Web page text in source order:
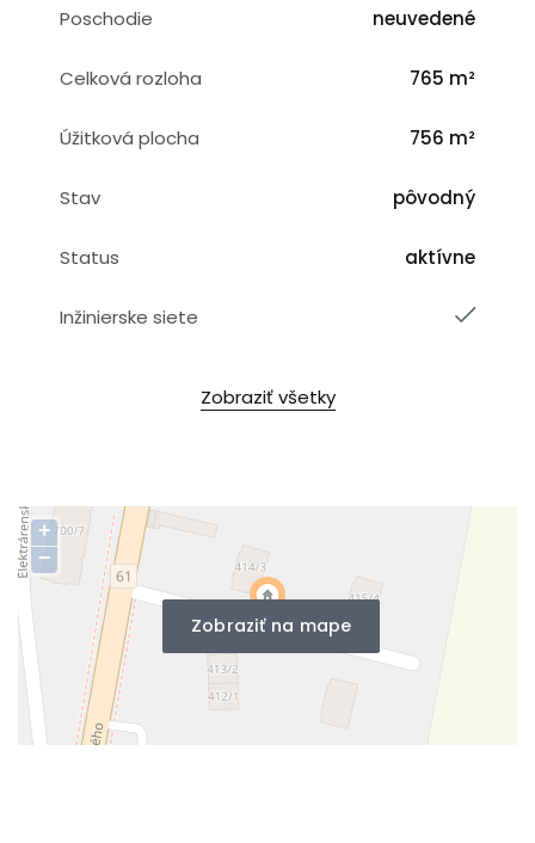
Poschodie neuvedené
Celková rozloha 765 m²
Úžitková plocha 756 m²
Stav pôvodný
Status aktívne
Inžinierske siete
Zobraziť všetky
Zobraziť na mape
+
−